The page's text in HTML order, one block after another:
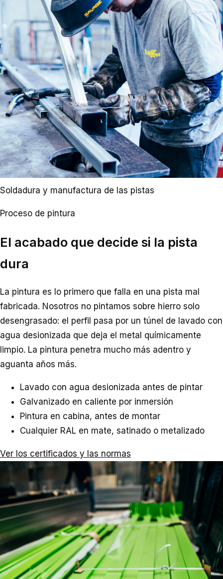
Soldadura y manufactura de las pistas
Proceso de pintura
El acabado que decide si la pista
dura
La pintura es lo primero que falla en una pista mal
fabricada. Nosotros no pintamos sobre hierro solo
desengrasado: el perfil pasa por un túnel de lavado con
agua desionizada que deja el metal químicamente
limpio. La pintura penetra mucho más adentro y
aguanta años más.
Lavado con agua desionizada antes de pintar
Galvanizado en caliente por inmersión
Pintura en cabina, antes de montar
Cualquier RAL en mate, satinado o metalizado
Ver los certificados y las normas